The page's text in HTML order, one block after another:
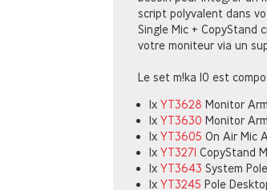
script polyvalent dans
Single Mic + CopyStand
votre moniteur via un
Le set m!ka 10 est
1xYT3628Monitor
1xYT3630Monitor
1xYT3605On Air Mic
1xYT3271CopyStand
1xYT3643System
1xYT3245Pole